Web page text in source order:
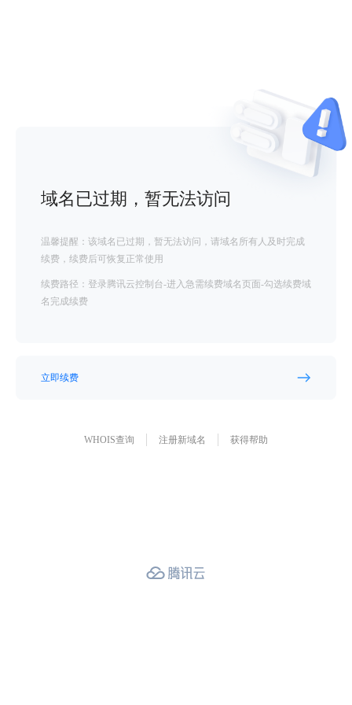
域名已过期，暂无法访问
温馨提醒：该域名已过期，暂无法访问，请域名所有人及时完成
续费，续费后可恢复正常使用
续费路径：登录腾讯云控制台-进入急需续费域名页面-勾选续费域
名完成续费
立即续费
WHOIS查询 注册新域名 获得帮助